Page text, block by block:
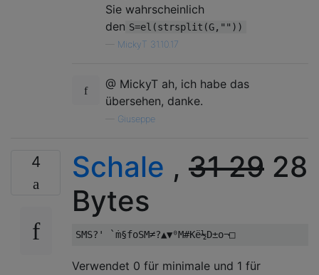
Sie wahrscheinlich
den S=el(strsplit(G,""))
MickyT 31.10.17
@ MickyT ah, ich habe das
übersehen, danke.
Giuseppe
4 Schale , 31 29 28
Bytes
Verwendet 0 für minimale und 1 für